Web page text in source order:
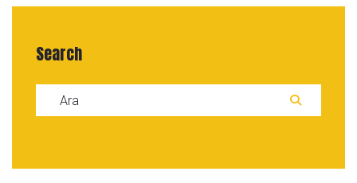
Search
Search for: